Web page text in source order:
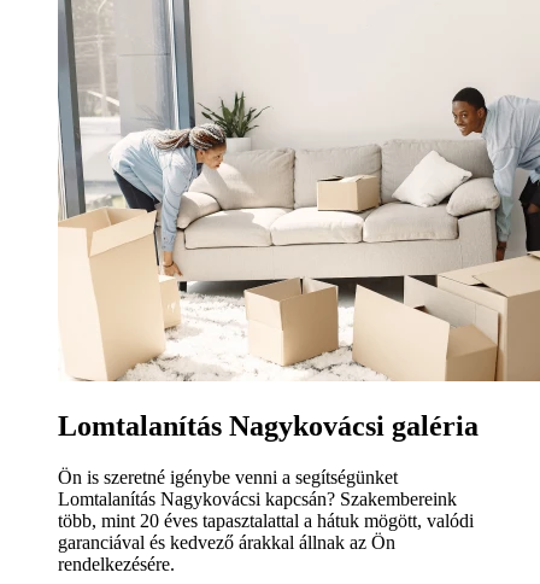
Lomtalanítás Nagykovácsi galéria
Ön is szeretné igénybe venni a segítségünket
Lomtalanítás Nagykovácsi kapcsán? Szakembereink
több, mint 20 éves tapasztalattal a hátuk mögött, valódi
garanciával és kedvező árakkal állnak az Ön
rendelkezésére.